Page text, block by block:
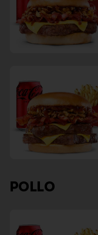
POLLO